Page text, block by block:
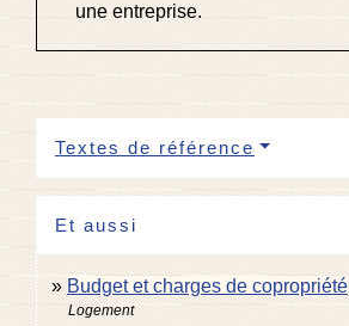
une entreprise.
Textes de référence
Et aussi
Budget et charges de copropriété
Logement